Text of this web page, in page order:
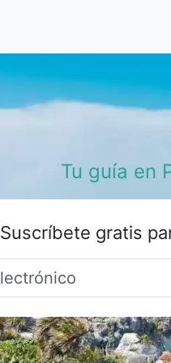
Tu guía en
Suscríbete gratis